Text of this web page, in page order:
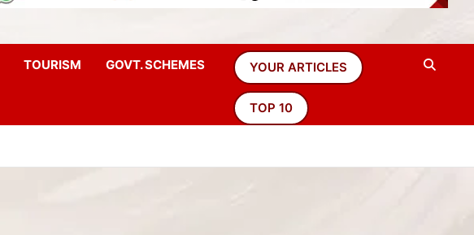
TOURISM GOVT. SCHEMES YOUR ARTICLES
TOP 10